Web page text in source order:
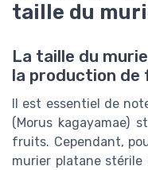
taille du
La taille du
la production de
Il est essentiel de
(Morus kagayamae)
fruits. Cependant,
murier platane stérile